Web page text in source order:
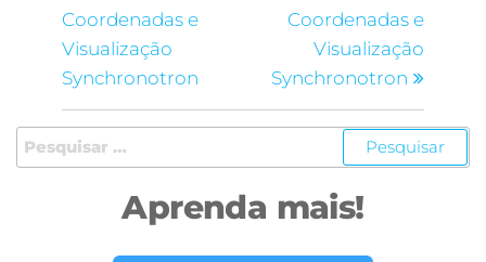
Coordenadas e
Visualização
Synchronotron
Coordenadas e
Visualização
Synchronotron
Aprenda mais!